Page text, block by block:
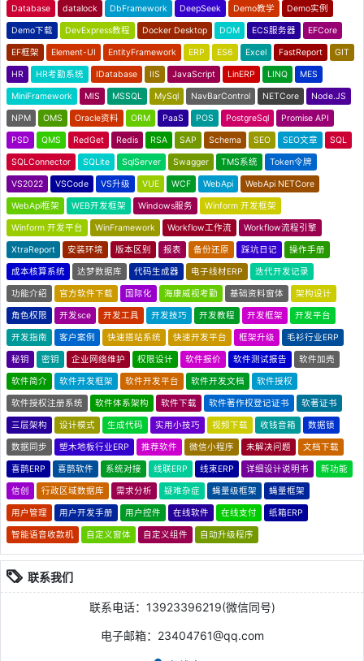
Database datalock DbFramework DeepSeek Demo教学 Demo实例
Demo下载 DevExpress教程 Docker Desktop DOM ECS服务器 EFCore
EF框架 Element-UI EntityFramework ERP ES6 Excel FastReport GIT
HR HR考勤系统 IDatabase IIS JavaScript LinERP LINQ MES
MiniFramework MIS MSSQL MySql NavBarControl NETCore Node.JS
NPM OMS Oracle资料 ORM PaaS POS PostgreSql Promise API
PSD QMS RedGet Redis RSA SAP Schema SEO SEO文章 SQL
SQLConnector SQLite SqlServer Swagger TMS系统 Token令牌
VS2022 VSCode VS升级 VUE WCF WebApi WebApi NETCore
WebApi框架 WEB开发框架 Windows服务 Winform 开发框架
Winform 开发平台 WinFramework Workflow工作流 Workflow流程引擎
XtraReport 安装环境 版本区别 报表 备份还原 踩坑日记 操作手册
成本核算系统 达梦数据库 代码生成器 电子线材ERP 迭代开发记录
功能介绍 官方软件下载 国际化 海康威视考勤 基础资料窗体 架构设计
角色权限 开发sce 开发工具 开发技巧 开发教程 开发框架 开发平台
开发指南 客户案例 快速搭站系统 快速开发平台 框架升级 毛衫行业ERP
秘钥 密钥 企业网络维护 权限设计 软件报价 软件测试报告 软件加壳
软件简介 软件开发框架 软件开发平台 软件开发文档 软件授权
软件授权注册系统 软件体系架构 软件下载 软件著作权登记证书 软著证书
三层架构 设计模式 生成代码 实用小技巧 视频下载 收钱音箱 数据锁
数据同步 塑木地板行业ERP 推荐软件 微信小程序 未解决问题 文档下载
喜鹊ERP 喜鹊软件 系统对接 线联ERP 线束ERP 详细设计说明书 新功能
信创 行政区域数据库 需求分析 疑难杂症 蝇量级框架 蝇量框架
用户管理 用户开发手册 用户控件 在线软件 在线支付 纸箱ERP
智能语音收款机 自定义窗体 自定义组件 自动升级程序
联系我们
联系电话：13923396219(微信同号)
电子邮箱：23404761@qq.com